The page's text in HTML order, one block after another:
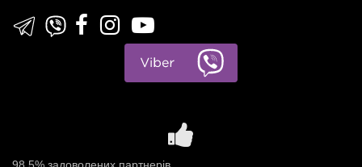
98,5% задоволених партнерів